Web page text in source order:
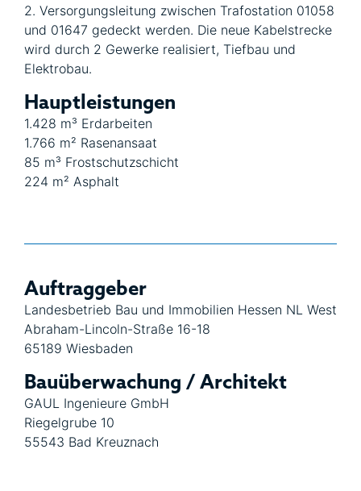
2. Versorgungsleitung zwischen Trafostation 01058
und 01647 gedeckt werden. Die neue Kabelstrecke
wird durch 2 Gewerke realisiert, Tiefbau und
Elektrobau.
Hauptleistungen
1.428 m³ Erdarbeiten
1.766 m² Rasenansaat
85 m³ Frostschutzschicht
224 m² Asphalt
Auftraggeber
Landesbetrieb Bau und Immobilien Hessen NL West
Abraham-Lincoln-Straße 16-18
65189 Wiesbaden
Bauüberwachung / Architekt
GAUL Ingenieure GmbH
Riegelgrube 10
55543 Bad Kreuznach